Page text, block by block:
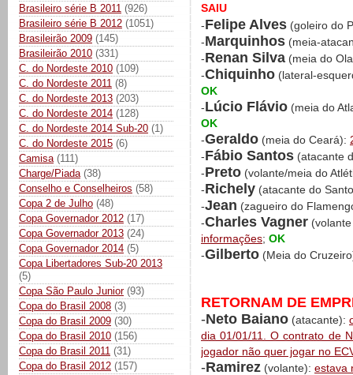
Brasileiro série B 2011 (926)
Brasileiro série B 2012 (1051)
Brasileirão 2009 (145)
Brasileirão 2010 (331)
C. do Nordeste 2010 (109)
C. do Nordeste 2011 (8)
C. do Nordeste 2013 (203)
C. do Nordeste 2014 (128)
C. do Nordeste 2014 Sub-20 (1)
C. do Nordeste 2015 (6)
Camisa (111)
Charge/Piada (38)
Conselho e Conselheiros (58)
Copa 2 de Julho (48)
Copa Governador 2012 (17)
Copa Governador 2013 (24)
Copa Governador 2014 (5)
Copa Libertadores Sub-20 2013
(5)
Copa São Paulo Junior (93)
Copa do Brasil 2008 (3)
Copa do Brasil 2009 (30)
Copa do Brasil 2010 (156)
Copa do Brasil 2011 (31)
Copa do Brasil 2012 (157)
SAIU
-Felipe Alves (goleiro do
-Marquinhos (meia-
-Renan Silva (meia do
-Chiquinho (lateral-
OK
-Lúcio Flávio (meia do
OK
-Geraldo (meia do Ceará):
-Fábio Santos (atacante
-Preto (volante/meia do
-Richely (atacante do
-Jean (zagueiro do
-Charles Vagner
informações; OK
-Gilberto (Meia do
RETORNAM DE
-Neto Baiano (atacante):
dia 01/01/11. O contrato de
jogador não quer jogar no
-Ramirez (volante): estava